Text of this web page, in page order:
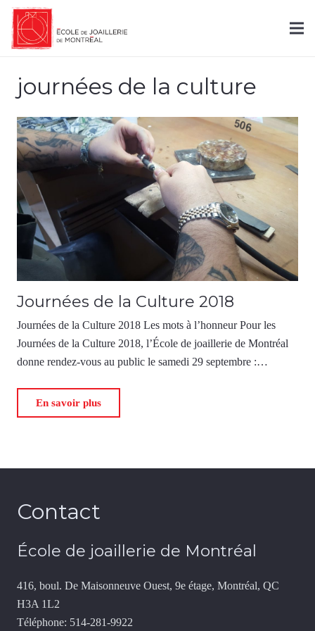
journées de la culture
Journées de la Culture 2018
Journées de la Culture 2018 Les mots à l’honneur Pour les
Journées de la Culture 2018, l’École de joaillerie de Montréal
donne rendez-vous au public le samedi 29 septembre :…
En savoir plus
Contact
École de joaillerie de Montréal
416, boul. De Maisonneuve Ouest, 9e étage, Montréal, QC
H3A 1L2
Téléphone: 514-281-9922